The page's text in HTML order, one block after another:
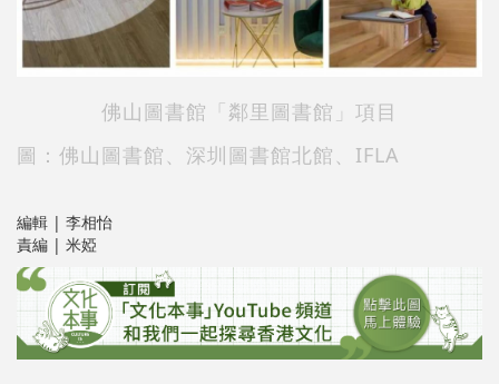
佛山圖書館「鄰里圖書館」項目
圖：佛山圖書館、深圳圖書館北館、IFLA
編輯 | 李相怡
責編 | 米婭